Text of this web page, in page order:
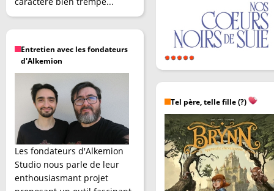
Entretien avec les fondateurs
d'Alkemion
Les fondateurs d'Alkemion
Studio nous parle de leur
enthousiasmant projet
Tel père, telle fille (?)